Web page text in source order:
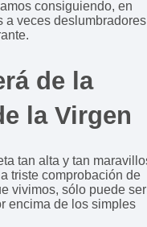
consiguiendo, en
a veces
de la
la Virgen
tan alta y tan
triste comprobación de
vivimos, sólo puede
encima de los simples